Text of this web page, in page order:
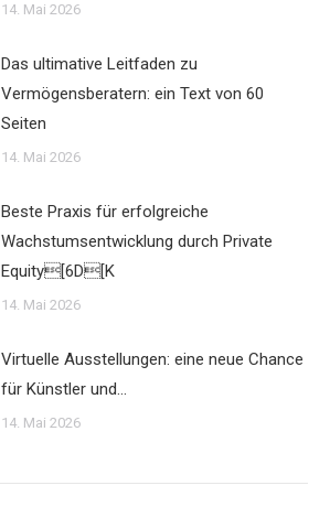
14. Mai 2026
Das ultimative Leitfaden zu
Vermögensberatern: ein Text von 60
Seiten
14. Mai 2026
Beste Praxis für erfolgreiche
Wachstumsentwicklung durch Private
Equity[6D[K
14. Mai 2026
Virtuelle Ausstellungen: eine neue Chance
für Künstler und…
14. Mai 2026